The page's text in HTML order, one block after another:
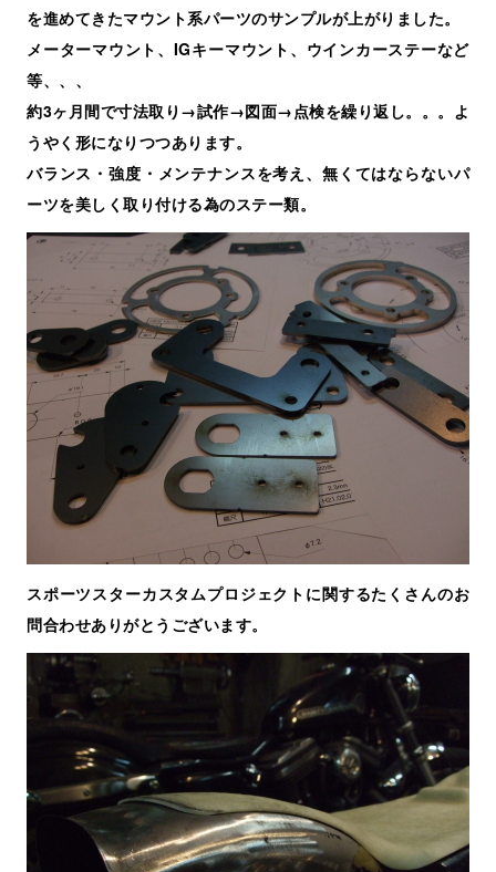
を進めてきたマウント系パーツのサンプルが上がりました。
メーターマウント、IGキーマウント、ウインカーステーなど
等、、、
約3ヶ月間で寸法取り→試作→図面→点検を繰り返し。。。よ
うやく形になりつつあります。
バランス・強度・メンテナンスを考え、無くてはならないパ
ーツを美しく取り付ける為のステー類。
スポーツスターカスタムプロジェクトに関するたくさんのお
問合わせありがとうございます。